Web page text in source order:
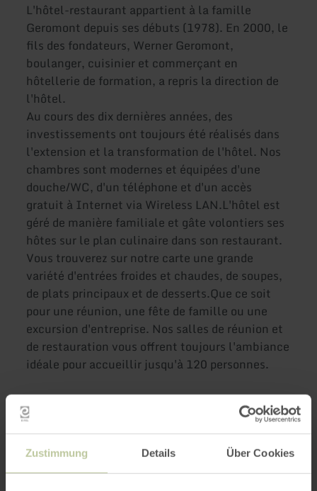
Zustimmung Details Über Cookies
L'hôtel-restaurant appartient à la famille
Geromont depuis ses débuts (1978). En 2000, le
fils des fondateurs, Werner Geromont,
boulanger, cuisinier et commerçant en
hôtellerie de formation, a repris la direction de
l'hôtel.
Au cours des dix dernières années, des
investissements ont toujours été réalisés dans
l'extension et la transformation de l'hôtel. Nos
chambres sont modernes et équipées d'une
douche/WC, d'un téléphone et d'un accès
gratuit à Internet via Wireless LAN.L'hôtel est
géré de manière familiale et gâte volontiers ses
hôtes sur le plan culinaire dans son restaurant.
Vous trouverez sur notre carte une grande
variété d'entrées froides et chaudes, de soupes,
de plats principaux et de desserts.Que ce soit
pour une réunion, une fête de famille ou une
excursion d'entreprise. Nos salles de réunion et
de restauration vous offrent toujours l'ambiance
idéale pour accueillir jusqu'à 120 personnes.
Plus
d'informations